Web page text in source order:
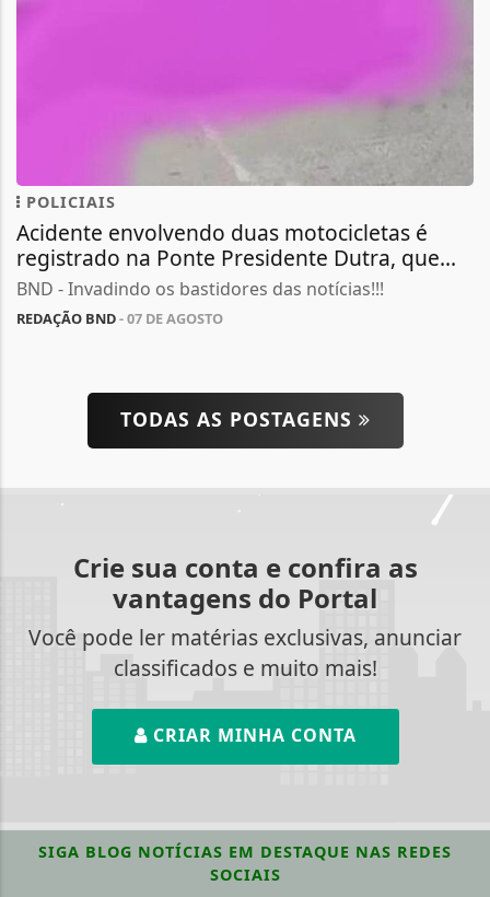
POLICIAIS
Acidente envolvendo duas motocicletas é
registrado na Ponte Presidente Dutra, que...
BND - Invadindo os bastidores das notícias!!!
REDAÇÃO BND- 07 DE AGOSTO
TODAS AS POSTAGENS
Crie sua conta e confira as
vantagens do Portal
Você pode ler matérias exclusivas, anunciar
classificados e muito mais!
CRIAR MINHA CONTA
SIGA BLOG NOTÍCIAS EM DESTAQUE NAS REDES
SOCIAIS